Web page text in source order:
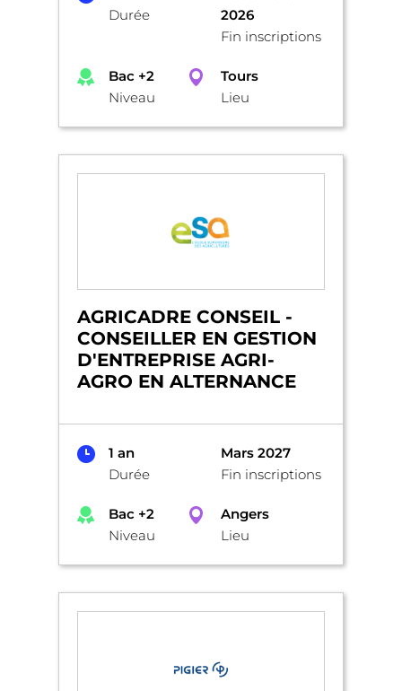
Durée
2026
Fin inscriptions
Bac +2
Niveau
Tours
Lieu
AGRICADRE CONSEIL -
CONSEILLER EN GESTION
D'ENTREPRISE AGRI-
AGRO EN ALTERNANCE
1 an
Durée
Mars 2027
Fin inscriptions
Bac +2
Niveau
Angers
Lieu